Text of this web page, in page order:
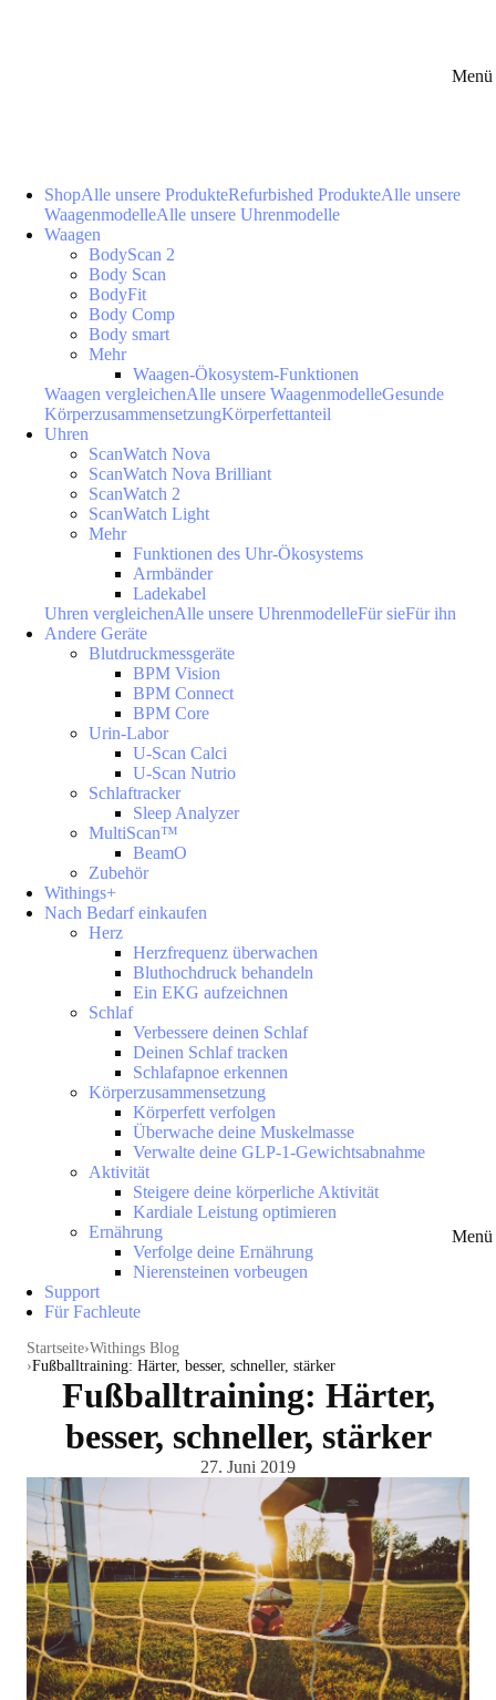
Menü
Menü
ShopAlle unsere ProdukteRefurbished ProdukteAlle unsere
WaagenmodelleAlle unsere Uhrenmodelle
Waagen
BodyScan 2
Body Scan
BodyFit
Body Comp
Body smart
Mehr
Waagen-Ökosystem-Funktionen
Waagen vergleichenAlle unsere WaagenmodelleGesunde
KörperzusammensetzungKörperfettanteil
Uhren
ScanWatch Nova
ScanWatch Nova Brilliant
ScanWatch 2
ScanWatch Light
Mehr
Funktionen des Uhr-Ökosystems
Armbänder
Ladekabel
Uhren vergleichenAlle unsere UhrenmodelleFür sieFür ihn
Andere Geräte
Blutdruckmessgeräte
BPM Vision
BPM Connect
BPM Core
Urin-Labor
U-Scan Calci
U-Scan Nutrio
Schlaftracker
Sleep Analyzer
MultiScan™
BeamO
Zubehör
Withings+
Nach Bedarf einkaufen
Herz
Herzfrequenz überwachen
Bluthochdruck behandeln
Ein EKG aufzeichnen
Schlaf
Verbessere deinen Schlaf
Deinen Schlaf tracken
Schlafapnoe erkennen
Körperzusammensetzung
Körperfett verfolgen
Überwache deine Muskelmasse
Verwalte deine GLP-1-Gewichtsabnahme
Aktivität
Steigere deine körperliche Aktivität
Kardiale Leistung optimieren
Ernährung
Verfolge deine Ernährung
Nierensteinen vorbeugen
Support
Für Fachleute
Startseite Withings Blog
Fußballtraining: Härter, besser, schneller, stärker
Fußballtraining: Härter,
besser, schneller, stärker
27. Juni 2019